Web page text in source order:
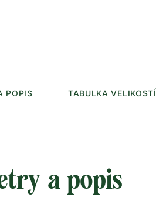
POPIS TABULKA VELIKOSTÍ
a popis